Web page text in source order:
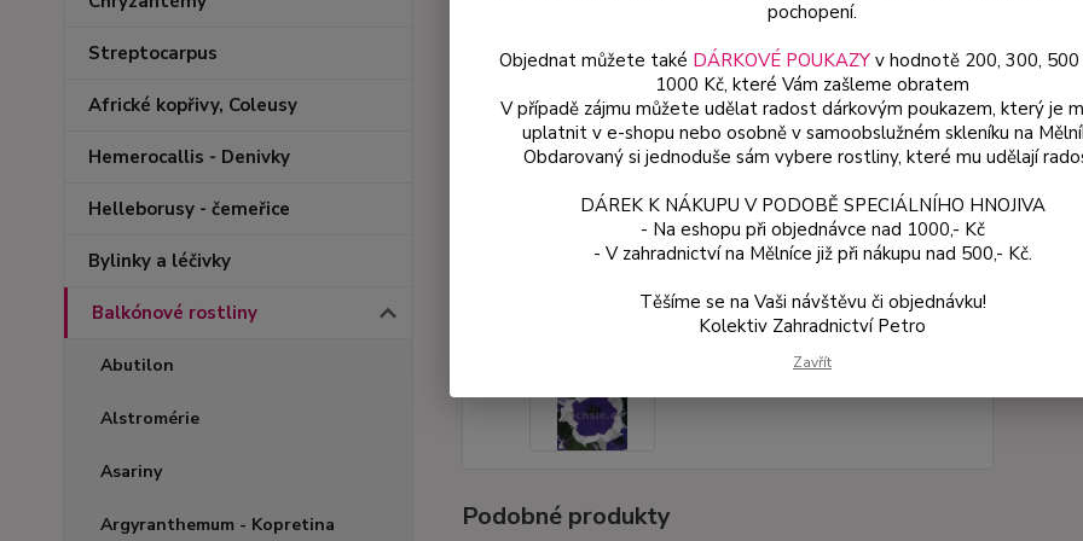
Streptocarpus
Africké kopřivy, Coleusy
Hemerocallis - Denivky
Helleborusy - čemeřice
Bylinky a léčivky
Balkónové rostliny
Abutilon
Alstromérie
Asariny
Argyranthemum - Kopretina
Číslo
Podobné produkty
pochopení.
Objednat můžete také DÁRKOVÉ POUKAZYv hodnotě 200, 300, 500
1000 Kč, které Vám zašleme obratem
V případě zájmu můžete udělat radost dárkovým poukazem, který je
uplatnit v e-shopu nebo osobně v samoobslužném skleníku na
Obdarovaný si jednoduše sám vybere rostliny, které mu udělají
DÁREK K NÁKUPU V PODOBĚ SPECIÁLNÍHO HNOJIVA
- Na eshopu při objednávce nad 1000,- Kč
- V zahradnictví na Mělníce již při nákupu nad 500,- Kč.
Těšíme se na Vaši návštěvu či objednávku!
Kolektiv Zahradnictví Petro
Zavřít